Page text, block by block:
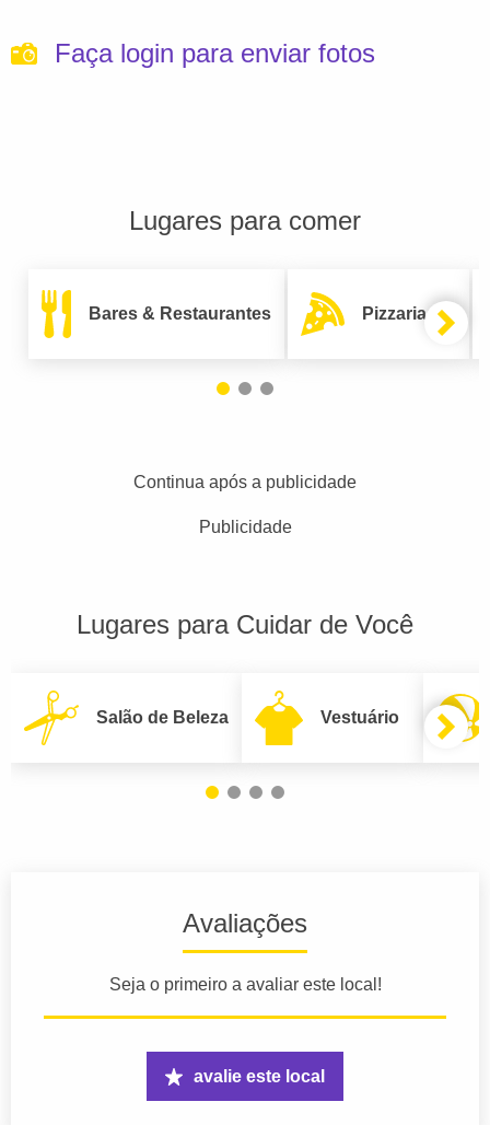
Faça login para enviar fotos
Lugares para comer
Bares & Restaurantes Pizzarias
Continua após a publicidade
Publicidade
Lugares para Cuidar de Você
Salão de Beleza Vestuário
Avaliações
Seja o primeiro a avaliar este local!
avalie este local